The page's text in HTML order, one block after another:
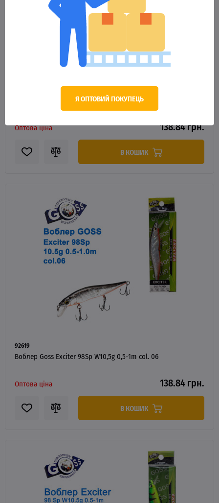
Воблер Goss Exciter 98Sp W10,5g 0,5-1m col. 05
Оптова ціна 138.84 грн.
В КОШИК
92619
Воблер Goss Exciter 98Sp W10,5g 0,5-1m col. 06
Оптова ціна 138.84 грн.
В КОШИК
Я ОПТОВИЙ ПОКУПЕЦЬ